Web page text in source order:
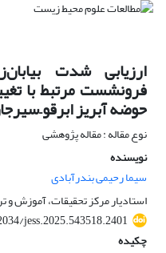
ارزیابی شدت
فرونشست مرتبط با
حوضه آبریز
نوع مقاله : مقاله پژوهشی
نویسنده
سیما رحیمی بندرآبادی
استادیار مرکز تحقیقات، آموزش و
jess.2025.543518.2401
چکیده